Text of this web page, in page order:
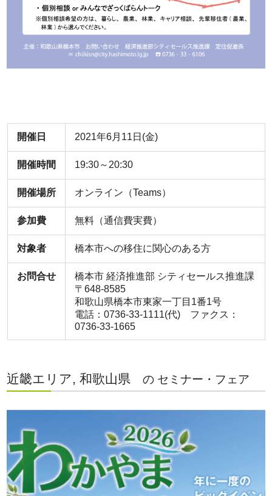
開催日 2021年6月11日(金)
開催時間 19:30～20:30
開催場所 オンライン（Teams）
参加費 無料（通信費実費）
対象者 橋本市への移住に関心のある方
お問合せ
橋本市 経済推進部 シティセールス推進課
〒648-8585
和歌山県橋本市東家一丁目1番1号
電話：0736-33-1111(代) ファクス：
0736-33-1665
近畿エリア, 和歌山県 の セミナー・フェア